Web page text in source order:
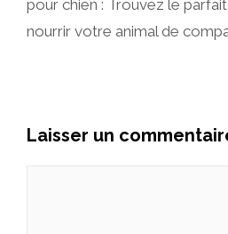
pour chien : Trouvez le
nourrir votre animal de
Laisser un